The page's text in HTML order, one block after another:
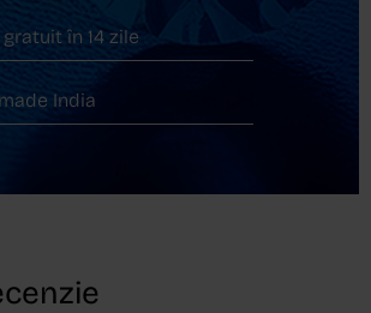
în 14 zile
India